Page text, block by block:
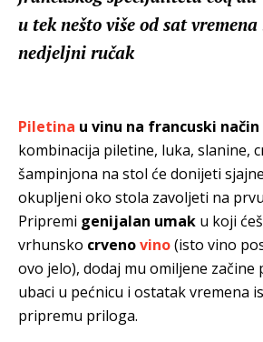
u tek nešto više od sat
nedjeljni ručak
Piletina u vinu na francuski način
kombinacija piletine, luka, slanine,
šampinjona na stol će donijeti
okupljeni oko stola zavoljeti na
Pripremi genijalan umak u koji
vrhunsko crvenovino(isto vino
ovo jelo), dodaj mu omiljene začine
ubaci u pećnicu i ostatak vremena
pripremu priloga.